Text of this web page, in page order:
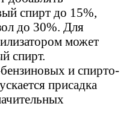
спирт до 15%,
до 30%. Для
может
спирт.
и спирто-
присадка